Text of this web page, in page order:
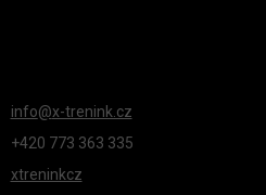
info@x-trenink.cz
+420 ‭773 363 335
xtreninkcz